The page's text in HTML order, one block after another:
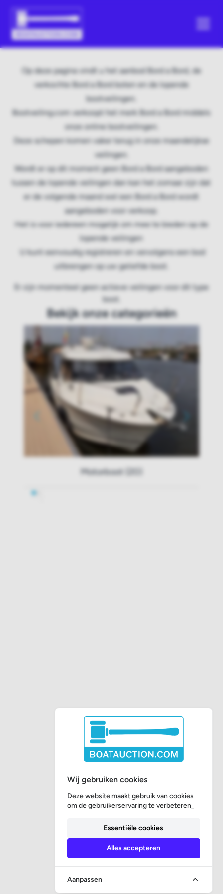
Op deze pagina vindt u het aanbod Bord a Bord, de
verkochte Bord a Bord boten en de lopende
bootveilingen.
Bootveiling.com verkoopt het merk Bord a Bord middels
onze online bootveilingen.
Deze schepen komen vaker terug in onze maandelijkse
veilingen.
Wordt er op dit moment geen Bord a Bord aangeboden
tussen de lopende veilingen dan kan het zomaar zijn dat
er de volgende maand wel een Bord a Bord wordt
aangeboden voor verkoop.
Het is voor iedereen mogelijk om mee te bieden op de
lopende veilingen
U kunt eenvoudig registreren en vervolgens een bod
uitbrengen op uw geliefde boot.
Er zijn momenteel geen actieve veilingen voor dit type
boot.
Bekijk onze categorieën
Motorboot (20)
Wij gebruiken cookies
Deze website maakt gebruik van cookies
om de gebruikerservaring te verbeteren_
Essentiële cookies
Alles accepteren
Aanpassen